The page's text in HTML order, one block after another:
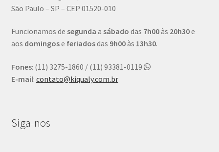
São Paulo – SP – CEP 01520-010
Funcionamos de segunda a sábado das 7h00às 20h30e
aos domingose feriadosdas 9h00às 13h30.
Fones: (11) 3275-1860 / (11) 93381-0119
E-mail: contato@kiqualy.com.br
Siga-nos